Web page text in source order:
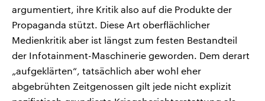
argumentiert, ihre Kritik also auf die Produkte der
Propaganda stützt. Diese Art oberflächlicher
Medienkritik aber ist längst zum festen Bestandteil
der Infotainment-Maschinerie geworden. Dem derart
„aufgeklärten“, tatsächlich aber wohl eher
abgebrühten Zeitgenossen gilt jede nicht explizit